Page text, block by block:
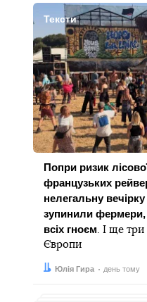
Тексти
Попри ризик
французьких
нелегальну
зупинили
всіх гноєм . І ще три
Європи
Автор:
Юлія Гира
Дата: день тому